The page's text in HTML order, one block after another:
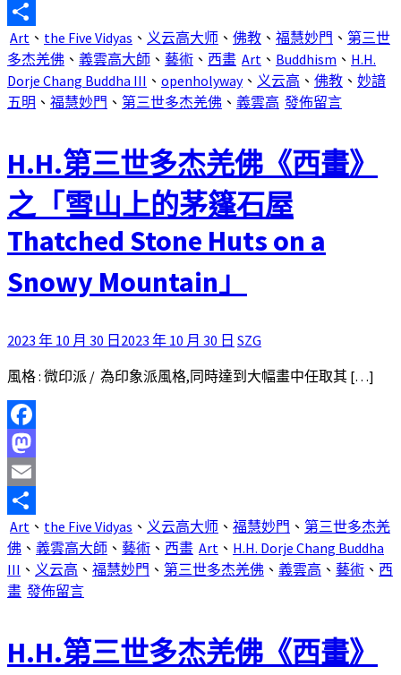
Email
分
享
Art 、 the Five Vidyas 、 义云高大师 、 佛教 、 福慧妙門 、 第三世
多杰羌佛 、 義雲高大師 、 藝術 、 西畫 Art 、 Buddhism 、 H.H.
Dorje Chang Buddha III 、 openholyway、 义云高 、 佛教 、 妙諳
五明 、 福慧妙門 、 第三世多杰羌佛 、 義雲高 發佈留言
H.H.第三世多杰羌佛《西畫》
之「雪山上的茅篷石屋
Thatched Stone Huts on a
Snowy Mountain」
2023 年 10 月 30 日 2023 年 10 月 30 日 SZG
風格 : 微印派 / 為印象派風格,同時達到大幅畫中任取其 […]
Facebook
Mastodon
Email
分
享
Art 、 the Five Vidyas 、 义云高大师 、 福慧妙門 、 第三世多杰羌
佛 、 義雲高大師 、 藝術 、 西畫 Art 、 H.H. Dorje Chang Buddha
III 、 义云高 、 福慧妙門 、 第三世多杰羌佛 、 義雲高 、 藝術 、 西
畫 發佈留言
H.H.第三世多杰羌佛《西畫》